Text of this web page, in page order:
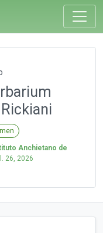
Anchietano de
26, 2026